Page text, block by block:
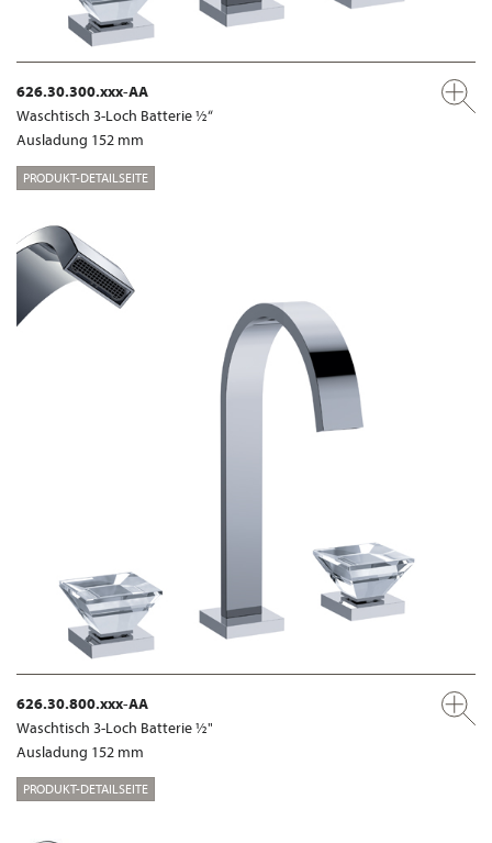
626.30.300.xxx-AA
Waschtisch 3-Loch Batterie ½“
Ausladung 152 mm
PRODUKT-DETAILSEITE
626.30.800.xxx-AA
Waschtisch 3-Loch Batterie ½"
Ausladung 152 mm
PRODUKT-DETAILSEITE